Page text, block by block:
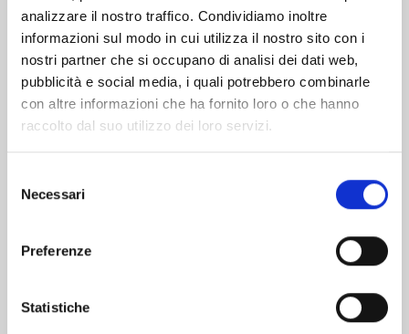
analizzare il nostro traffico. Condividiamo inoltre
informazioni sul modo in cui utilizza il nostro sito con i
nostri partner che si occupano di analisi dei dati web,
pubblicità e social media, i quali potrebbero combinarle
con altre informazioni che ha fornito loro o che hanno
raccolto dal suo utilizzo dei loro servizi.
delNecessari
Preferenze
Statistiche